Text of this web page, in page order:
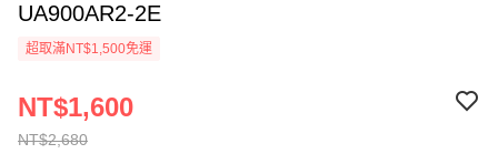
UA900AR2-2E
超取滿NT$1,500免運
NT$2,680
NT$1,600